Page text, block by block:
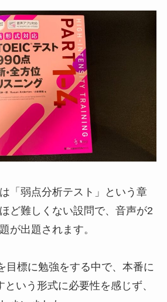
「弱点分析テスト」という章
ど難しくない設問で、音声が2
が出題されます。
目標に勉強をする中で、本番に
いう形式に必要性を感じず、